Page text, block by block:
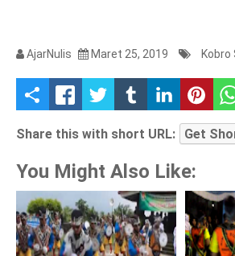
AjarNulis Maret 25, 2019 Kobro
S
h
r
e
Share this with short URL: Get
You Might Also Like: